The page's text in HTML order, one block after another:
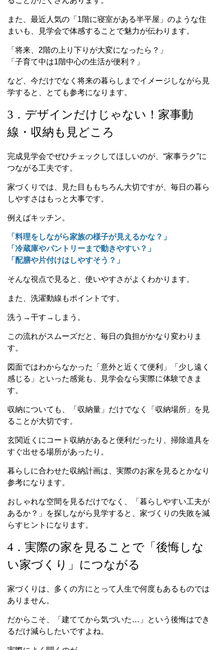
また、最近人気の「1階に寝室がある半平屋」のような住
まいも、見学会で体感することで魅力が伝わります。
「将来、2階の上り下りが大変になったら？」
「子育て中は1階中心の生活が便利？」
など、今だけでなく将来の暮らしまでイメージしながら見
学すると、とても参考になります。
3．デザインだけじゃない！家事動
線・収納も見どころ
完成見学会でぜひチェックしてほしいのが、“家事ラク”に
つながる工夫です。
家づくりでは、見た目ももちろん大切ですが、毎日の暮ら
しやすさはもっと大事です。
例えばキッチン。
「料理をしながら家族の様子が見えるかな？」
「冷蔵庫やパントリーまで動きやすい？」
「配膳や片付けはしやすそう？」
そんな視点で見ると、使いやすさがよくわかります。
また、洗濯動線もポイントです。
洗う→干す→しまう。
この流れがスムーズだと、毎日の負担がかなり変わりま
す。
図面ではわからなかった「意外と近くて便利」「少し遠く
感じる」といった感覚も、見学会なら実際に体験できま
す。
収納についても、「収納量」だけでなく「収納場所」を見
ることが大切です。
玄関近くにコート収納があると便利だったり、掃除道具を
すぐ出せる場所があったり。
暮らしに合わせた収納計画は、実際のお家を見るとかなり
参考になります。
おしゃれな空間を見るだけでなく、「暮らしやすい工夫が
あるか？」を探しながら見学すると、家づくりの失敗を減
らすヒントになります。
4．実際の家を見ることで「後悔しな
い家づくり」につながる
家づくりは、多くの方にとって人生で何度もあるものでは
ありません。
だからこそ、「建ててから気づいた…」という後悔はでき
るだけ減らしたいですよね。